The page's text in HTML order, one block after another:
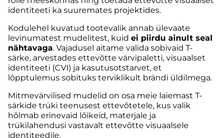
identiteeti ka suuremates projektides.
Kodulehel kuvatud tootevalik annab ülevaate
levinumatest mudelitest, kuid ei piirdu ainult seal
nähtavaga. Vajadusel aitame valida sobivaid T-
särke, arvestades ettevõtte värvipaletti, visuaalset
identiteeti (CVI) ja kasutusotstarvet, et
lõpptulemus sobituks terviklikult brändi üldilmega.
Mitmevärvilised mudelid on osa meie laiemast T-
särkide trüki teenusest ettevõtetele, kus valik
hõlmab erinevaid lõikeid, materjale ja
trükilahendusi vastavalt ettevõtte visuaalsele
identiteedile.